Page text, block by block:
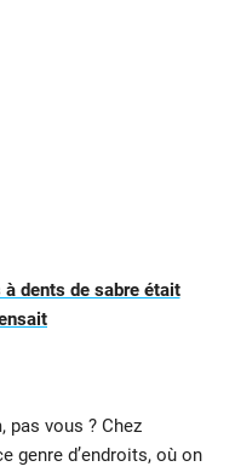
dents de sabre était
pas vous ? Chez
genre d’endroits, où on